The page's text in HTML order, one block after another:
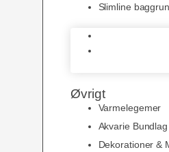
Slimline
Øvrigt
Varmelegemer
Akvarie Bundlag
Dekorationer &